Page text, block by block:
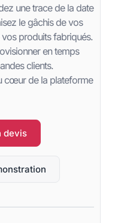
une trace de la date
le gâchis de vos
produits fabriqués.
en temps
clients.
cœur de la plateforme
devis